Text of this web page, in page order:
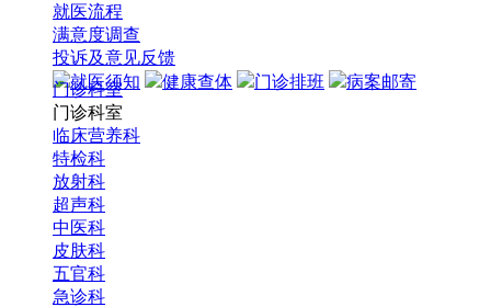
就医流程
满意度调查
投诉及意见反馈
就医须知
健康查体 门诊排班 病案邮寄
门诊科室
门诊科室
临床营养科
特检科
放射科
超声科
中医科
皮肤科
五官科
急诊科